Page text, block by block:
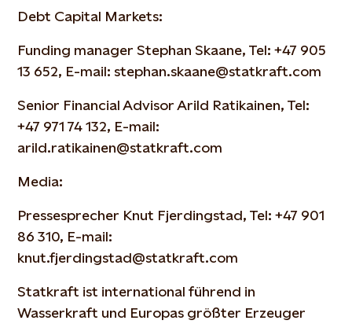
Debt Capital Markets:
Funding manager Stephan Skaane, Tel: +47 905
13 652, E-mail: stephan.skaane@statkraft.com
Senior Financial Advisor Arild Ratikainen, Tel:
+47 971 74 132, E-mail:
arild.ratikainen@statkraft.com
Media:
Pressesprecher Knut Fjerdingstad, Tel: +47 901
86 310, E-mail:
knut.fjerdingstad@statkraft.com
Statkraft ist international führend in
Wasserkraft und Europas größter Erzeuger